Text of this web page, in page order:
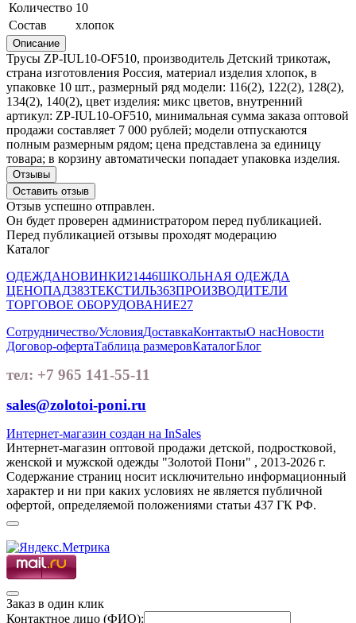
Количество 10
Состав
хлопок
Описание
Трусы ZP-IUL10-OF510, производитель Детский трикотаж,
страна изготовления Россия, материал изделия хлопок, в
упаковке 10 шт., размерный ряд модели: 116(2), 122(2), 128(2),
134(2), 140(2), цвет изделия: микс цветов, внутренний
артикул: ZP-IUL10-OF510, минимальная сумма заказа оптовой
продажи составляет 7 000 рублей; модели отпускаются
полным размерным рядом; цена представлена за единицу
товара; в корзину автоматически попадает упаковка изделия.
Отзывы
Оставить отзыв
Отзыв успешно отправлен.
Он будет проверен администратором перед публикацией.
Перед публикацией отзывы проходят модерацию
Каталог
ОДЕЖДАНОВИНКИ21446ШКОЛЬНАЯ ОДЕЖДА
ЦЕНОПАД383ТЕКСТИЛЬ363ПРОИЗВОДИТЕЛИ
ТОРГОВОЕ ОБОРУДОВАНИЕ27
Сотрудничество/УсловияДоставкаКонтактыО насНовости
Договор-офертаТаблица размеровКаталогБлог
тел: +7 965 141-55-11
sales@zolotoi-poni.ru
Интернет-магазин создан на InSales
Интернет-магазин оптовой продажи детской, подростковой,
женской и мужской одежды "Золотой Пони" , 2013-2026 г.
Содержание страниц носит исключительно информационный
характер и ни при каких условиях не является публичной
офертой, определяемой положениями статьи 437 ГК РФ.
Заказ в один клик
Контактное лицо (ФИО):